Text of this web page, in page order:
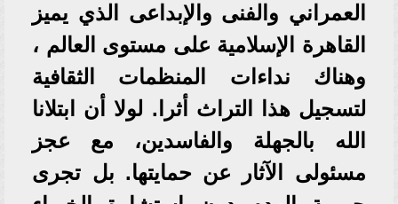
العمراني والفنى والإبداعى الذي يميز
القاهرة الإسلامية على مستوى العالم ،
وهناك نداءات المنظمات الثقافية
لتسجيل هذا التراث أثرا. لولا أن ابتلانا
الله بالجهلة والفاسدين، مع عجز
مسئولى الآثار عن حمايتها. بل تجرى